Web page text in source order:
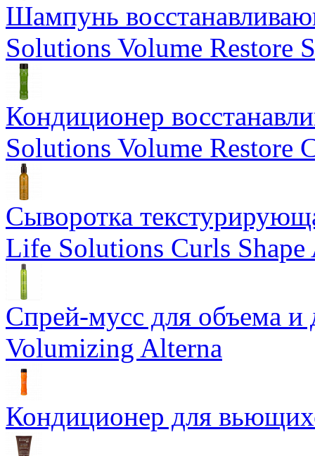
Шампунь
Solutions Volume Restore
Кондиционер
Solutions Volume Restore
Сыворотка
Life Solutions Curls
Спрей-мусс для объема и
Volumizing Alterna
Кондиционер для